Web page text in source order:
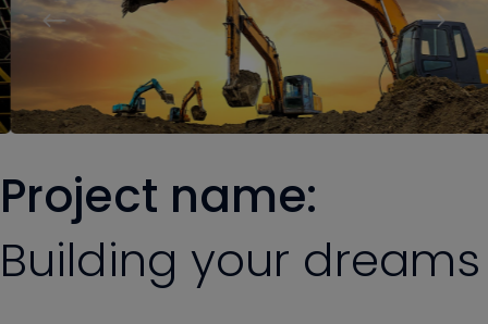
Project name:
Building your dreams